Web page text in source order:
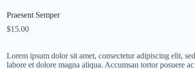
Praesent Semper
$15.00
Lorem ipsum dolor sit amet, consectetur adipiscing elit,
labore et dolore magna aliqua. Accumsan tortor posuere